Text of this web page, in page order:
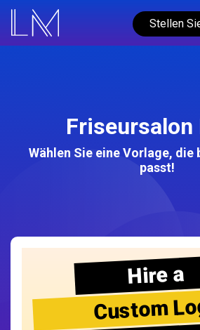
Stellen
Friseursalon
Wählen Sie eine Vorlage, die
passt!
Hire a
Custom